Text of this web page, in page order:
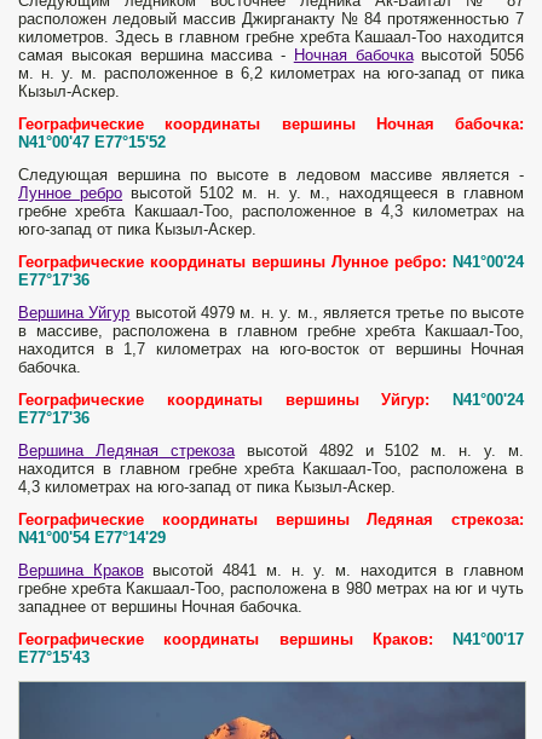
расположен ледовый массив Джирганакту № 84 протяженностью 7
километров. Здесь в главном гребне хребта Кашаал-Тоо находится
самая высокая вершина массива - Ночная бабочка высотой 5056
м. н. у. м. расположенное в 6,2 километрах на юго-запад от пика
Кызыл-Аскер.
Географические координаты вершины Ночная бабочка:
N41°00'47 E77°15'52
Следующая вершина по высоте в ледовом массиве является -
Лунное ребро высотой 5102 м. н. у. м., находящееся в главном
гребне хребта Какшаал-Тоо, расположенное в 4,3 километрах на
юго-запад от пика Кызыл-Аскер.
Географические координаты вершины Лунное ребро: N41°00'24
E77°17'36
Вершина Уйгур высотой 4979 м. н. у. м., является третье по высоте
в массиве, расположена в главном гребне хребта Какшаал-Тоо,
находится в 1,7 километрах на юго-восток от вершины Ночная
бабочка.
Географические координаты вершины Уйгур: N41°00'24
E77°17'36
Вершина Ледяная стрекозавысотой 4892 и 5102 м. н. у. м.
находится в главном гребне хребта Какшаал-Тоо, расположена в
4,3 километрах на юго-запад от пика Кызыл-Аскер.
Географические координаты вершины Ледяная стрекоза:
N41°00'54 E77°14'29
Вершина Краковвысотой 4841 м. н. у. м. находится в главном
гребне хребта Какшаал-Тоо, расположена в 980 метрах на юг и чуть
западнее от вершины Ночная бабочка.
Географические координаты вершины Краков: N41°00'17
E77°15'43